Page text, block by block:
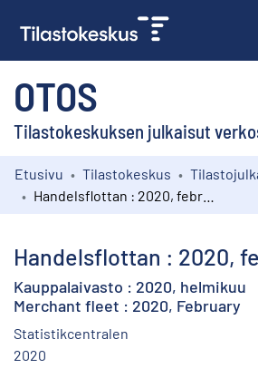
OTOS
Tilastokeskuksen julkaisut
Kokoelmat
Etusivu Tilastokeskus
Handelsflottan : 2020,
Kauppalaivasto : 2020, helmikuu
Merchant fleet : 2020, February
Statistikcentralen
2020